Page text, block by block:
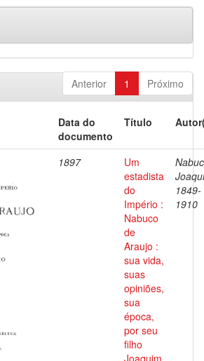
Anterior 1 Próximo
Data do
documento
Título
1897
Um
estadista
do
Império :
Nabuco
de
Araujo :
sua vida,
suas
opiniões,
sua
época,
por seu
filho
Joaquim
1849-
1910